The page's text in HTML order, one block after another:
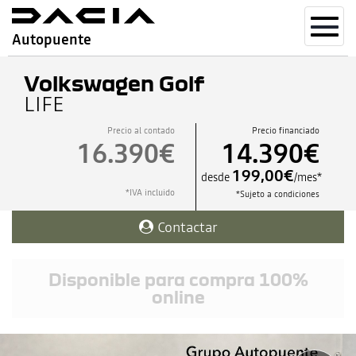
Autopuente
Volkswagen Golf
LIFE
Precio al contado
16.390€
*IVA incluido
Precio financiado
14.390€
desde 199,00€/mes*
*Sujeto a condiciones
Contactar
Disponible para compra 100%
online